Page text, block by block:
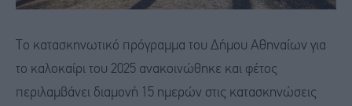
Το κατασκηνωτικό πρόγραμμα του Δήμου Αθηναίων για
το καλοκαίρι του 2025 ανακοινώθηκε και φέτος
περιλαμβάνει διαμονή 15 ημερών στις κατασκηνώσεις